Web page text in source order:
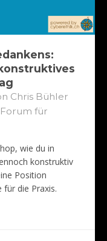
Chris Bühler
für
wie du in
konstruktiv
Position
die Praxis.